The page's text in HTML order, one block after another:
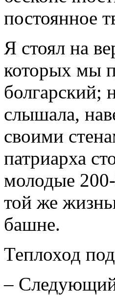
постоянное
Я стоял на
которых мы
болгарский;
слышала,
своими
патриарха
молодые
той же
башне.
Теплоход
– Следующий